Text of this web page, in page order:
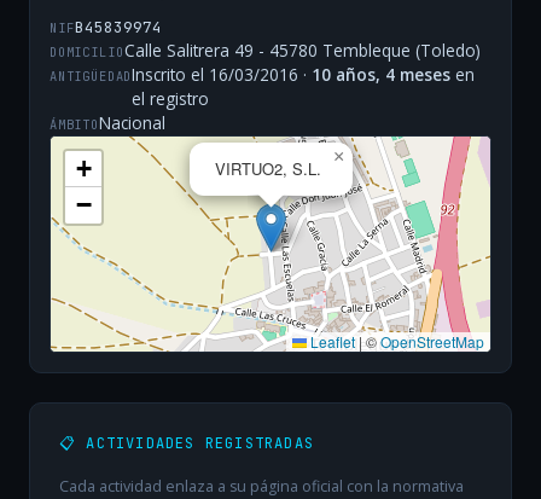
NIFB45839974
DOMICILIOCalle Salitrera 49 - 45780 Tembleque (Toledo)
ANTIGÜEDADInscrito el 16/03/2016 · 10 años, 4 meses en
el registro
ÁMBITONacional
VIRTUO2, S.L.
×
+
−
Leaflet |©OpenStreetMap
📋 ACTIVIDADES REGISTRADAS
Cada actividad enlaza a su página oficial con la normativa